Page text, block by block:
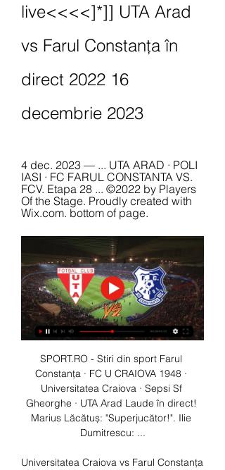
live<<<<]*]] UTA Arad
vs Farul Constanța în
direct 2022 16
decembrie 2023
4 dec. 2023 — ... UTA ARAD · POLI
IASI · FC FARUL CONSTANTA VS.
FCV. Etapa 28 ... ©2022 by Players
Of the Stage. Proudly created with
Wix.com. bottom of page.
SPORT.RO - Stiri din sport Farul
Constanța · FC U CRAIOVA 1948 ·
Universitatea Craiova · Sepsi Sf
Gheorghe · UTA Arad Laude în direct!
Marius Lăcătuș: "Superjucător!". Ilie
Dumitrescu: ...
Universitatea Craiova vs Farul Constanța